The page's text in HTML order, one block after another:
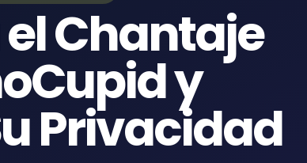
Recursos y guías digitales
Chantaje
y
Privacidad